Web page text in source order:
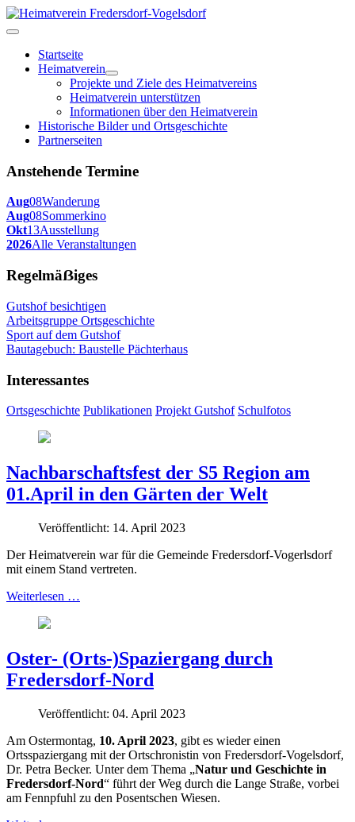
Startseite
Heimatverein
Projekte und Ziele des Heimatvereins
Heimatverein unterstützen
Informationen über den Heimatverein
Historische Bilder und Ortsgeschichte
Partnerseiten
Anstehende Termine
Aug08Wanderung
Aug08Sommerkino
Okt13Ausstellung
2026Alle Veranstaltungen
Regelmäẞiges
Gutshof besichtigen
Arbeitsgruppe Ortsgeschichte
Sport auf dem Gutshof
Bautagebuch: Baustelle Pächterhaus
Interessantes
Ortsgeschichte Publikationen Projekt Gutshof Schulfotos
Nachbarschaftsfest der S5 Region am
01.April in den Gärten der Welt
Veröffentlicht: 14. April 2023
Der Heimatverein war für die Gemeinde Fredersdorf-Vogerlsdorf
mit einem Stand vertreten.
Weiterlesen …
Oster- (Orts-)Spaziergang durch
Fredersdorf-Nord
Veröffentlicht: 04. April 2023
Am Ostermontag, 10. April 2023, gibt es wieder einen
Ortsspaziergang mit der Ortschronistin von Fredersdorf-Vogelsdorf,
Dr. Petra Becker. Unter dem Thema „Natur und Geschichte in
Fredersdorf-Nord“ führt der Weg durch die Lange Straße, vorbei
am Fennpfuhl zu den Posentschen Wiesen.